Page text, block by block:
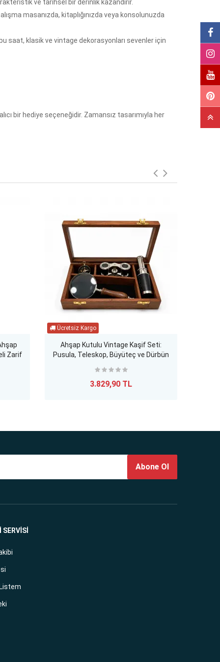
ve tarihsel bir derinlik kazandırır.
masanızda, kitaplığınızda veya konsolunuzda
saat, klasik ve vintage dekorasyonları sevenler için
bir hediye seçeneğidir. Zamansız tasarımıyla her
Zarif
Ahşap Kutulu Vintage Kaşif Seti:
Pusula, Teleskop, Büyüteç ve Dürbün
3.829,90 TL
Abone Ol